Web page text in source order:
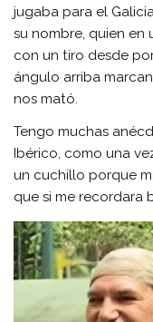
jugaba para el
su nombre, quien
con un tiro desde
ángulo arriba
nos mató.
Tengo muchas
Ibérico, como una
un cuchillo porque
que si me recordara